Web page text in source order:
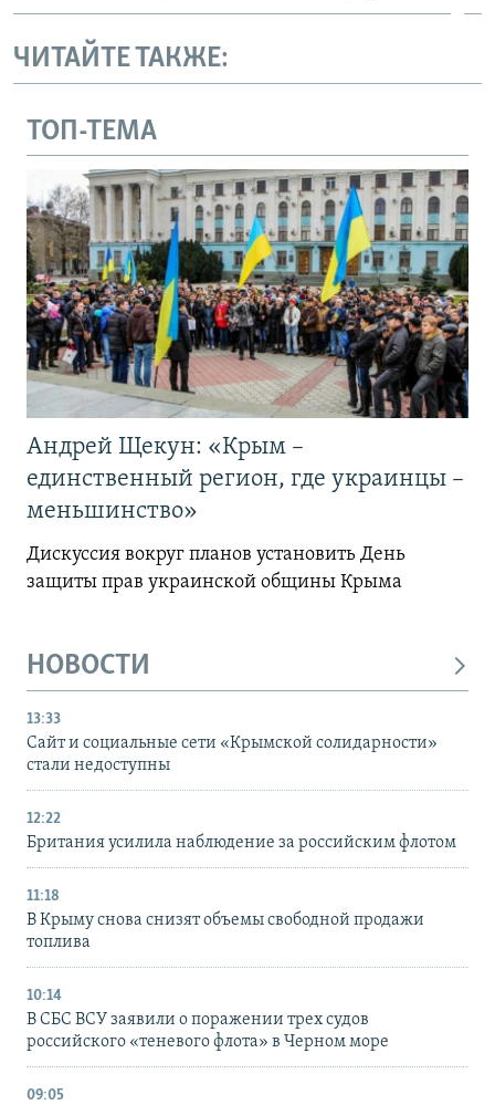
ЧИТАЙТЕ ТАКЖЕ:
ТОП-ТЕМА
Андрей Щекун: «Крым –
единственный регион, где украинцы –
меньшинство»
Дискуссия вокруг планов установить День
защиты прав украинской общины Крыма
НОВОСТИ
13:33
Сайт и социальные сети «Крымской солидарности»
стали недоступны
12:22
Британия усилила наблюдение за российским флотом
11:18
В Крыму снова снизят объемы свободной продажи
топлива
10:14
В СБС ВСУ заявили о поражении трех судов
российского «теневого флота» в Черном море
09:05